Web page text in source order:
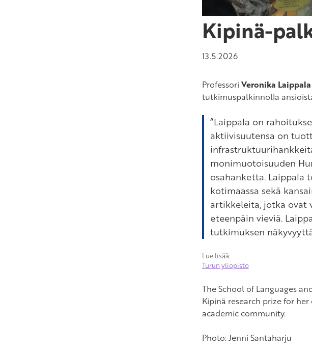
Kipinä-
13.5.2026
Professori Veronika Laippala
tutkimuspalkinnolla
“Laippala on
aktiivisuutensa on
monimuotoisuuden
osahanketta. Laippala
kotimaassa sekä
artikkeleita, jotka ovat
eteenpäin vieviä.
tutkimuksen
Lue lisää:
Turun yliopisto
The School of Languages
Kipinä research prize for
academic community.
Photo: Jenni Santaharju